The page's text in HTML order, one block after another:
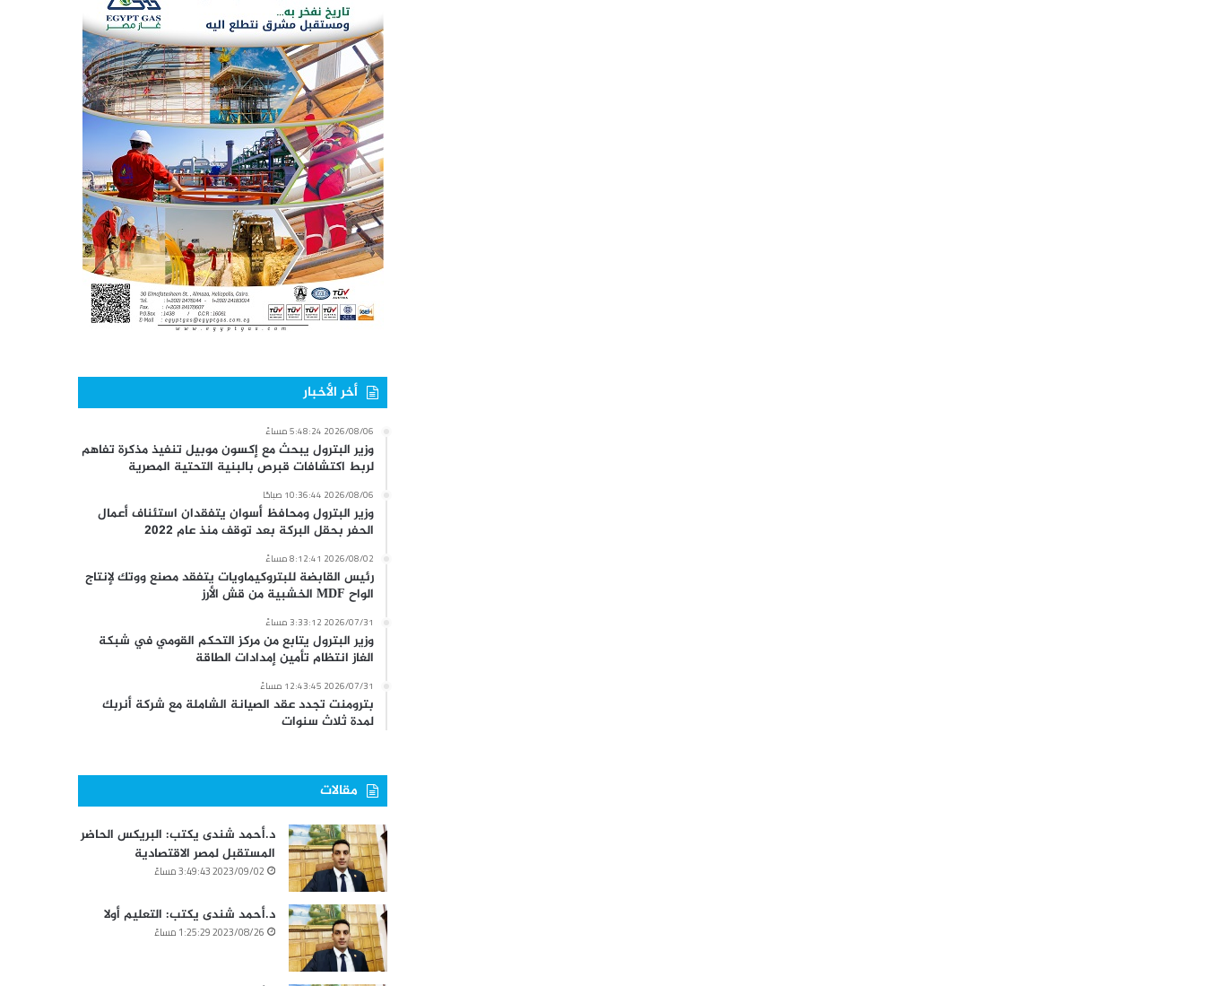
أخر الأخبار
2026/08/06 5:48:24 مساءً
وزير البترول يبحث مع إكسون موبيل تنفيذ مذكرة تفاهم
لربط اكتشافات قبرص بالبنية التحتية المصرية
2026/08/06 10:36:44 صباحًا
وزير البترول ومحافظ أسوان يتفقدان استئناف أعمال
الحفر بحقل البركة بعد توقف منذ عام 2022
2026/08/02 8:12:41 مساءً
رئيس القابضة للبتروكيماويات يتفقد مصنع ووتك لإنتاج
الواح MDF الخشبية من قش الأرز
2026/07/31 3:33:12 مساءً
وزير البترول يتابع من مركز التحكم القومي في شبكة
الغاز انتظام تأمين إمدادات الطاقة
2026/07/31 12:43:45 مساءً
بترومنت تجدد عقد الصيانة الشاملة مع شركة أنربك
لمدة ثلاث سنوات
مقالات
د.أحمد شندى يكتب: البريكس الحاضر
المستقبل لمصر الاقتصادية
2023/09/02 3:49:43 مساءً
د.أحمد شندى يكتب: التعليم أولا
2023/08/26 1:25:29 مساءً